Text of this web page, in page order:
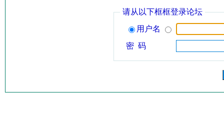
请从以下框框登录论坛
用户名
密 码